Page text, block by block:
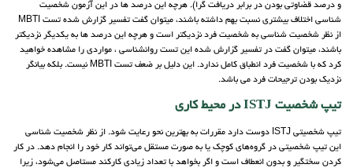
و درصد قضاوتی بودن در برابر دریافت گرا). هرچه این درصد ها در این آزمون شخصیت
شناسی اختلاف بیشتری نسبت بهم داشته باشند، میتوان گفت تفسیر گزارش شده تست MBTI
از نظر شخصیت شناسی به شخصیت فرد نزدیکتر است و هرچه این درصد ها به یکدیگر نزدیکتر
باشند، میتوان گفت در تفسیر گزارش شده این تست روانشناسی ، مواردی را مشاهده خواهید
کرد که با شخصیت فرد انطباق کامل ندارد. این دلیل بر ضعف تست MBTI نیست. بلکه بیانگر
نزدیک بودن ترجیحات فرد می باشد.
تیپ شخصیت ISTJ در محیط کاری
تیپ شخصیتی ISTJ دوست دارد مقررات به بهترین نحو رعایت شود. از نظر شخصیت شناسی
این تیپ شخصیتی در گروه‌های کوچک یا به صورت مستقل می‌تواند کار خود را انجام دهد. در کار
کردن سختگیر و بدون انعطاف است و اگر بخواهد با تعداد زیادی کارکند مستاصل می‌شود، زیرا